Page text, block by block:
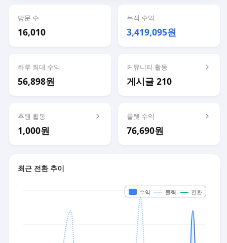
방문 수
16,010
누적 수익
3,419,095원
하루 최대 수익
56,898원
커뮤니티 활동
게시글 210
후원 활동
1,000원
룰렛 수익
76,690원
최근 전환 추이